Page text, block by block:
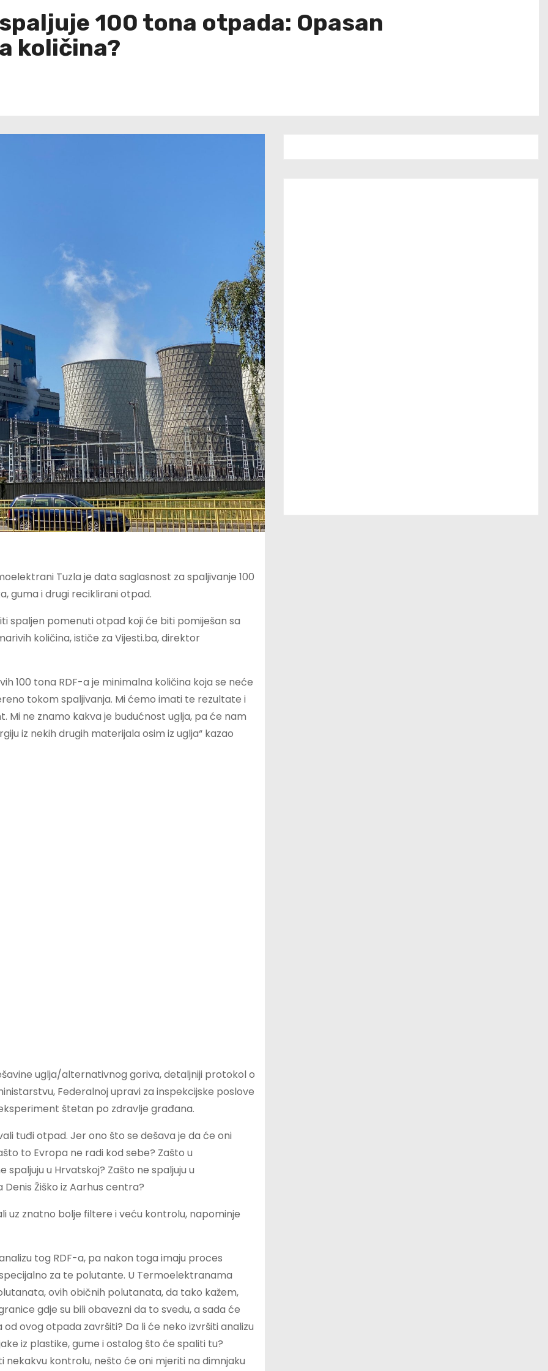
100 tona otpada: Opasan
količina?
Tuzla je data saglasnost za spaljivanje 100
guma i drugi reciklirani otpad.
spaljen pomenuti otpad koji će biti pomiješan sa
količina, ističe za Vijesti.ba, direktor
100 tona RDF-a je minimalna količina koja se neće
tokom spaljivanja. Mi ćemo imati te rezultate i
Mi ne znamo kakva je budućnost uglja, pa će nam
iz nekih drugih materijala osim iz uglja“ kazao
uglja/alternativnog goriva, detaljniji protokol o
Federalnoj upravi za inspekcijske poslove
štetan po zdravlje građana.
tuđi otpad. Jer ono što se dešava je da će oni
to Evropa ne radi kod sebe? Zašto u
spaljuju u Hrvatskoj? Zašto ne spaljuju u
Žiško iz Aarhus centra?
uz znatno bolje filtere i veću kontrolu, napominje
tog RDF-a, pa nakon toga imaju proces
za te polutante. U Termoelektranama
ovih običnih polutanata, da tako kažem,
gdje su bili obavezni da to svedu, a sada će
ovog otpada završiti? Da li će neko izvršiti analizu
iz plastike, gume i ostalog što će spaliti tu?
kontrolu, nešto će oni mjeriti na dimnjaku